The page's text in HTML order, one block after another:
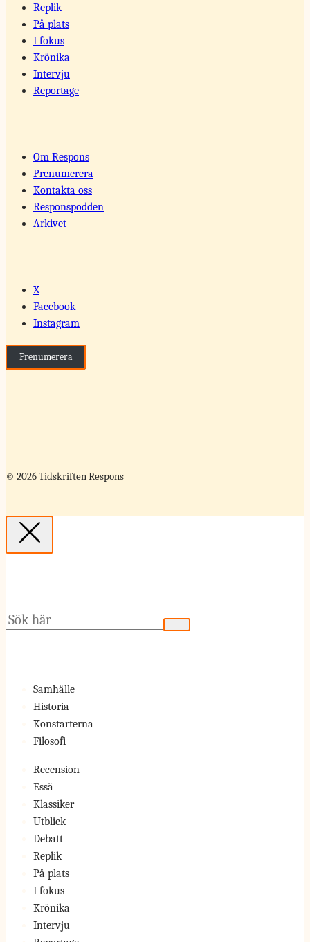
Replik
På plats
I fokus
Krönika
Intervju
Reportage
Om Respons
Prenumerera
Kontakta oss
Responspodden
Arkivet
X
Facebook
Instagram
Prenumerera
© 2026 Tidskriften Respons
Sök
Samhälle
Historia
Konstarterna
Filosofi
Recension
Essä
Klassiker
Utblick
Debatt
Replik
På plats
I fokus
Krönika
Intervju